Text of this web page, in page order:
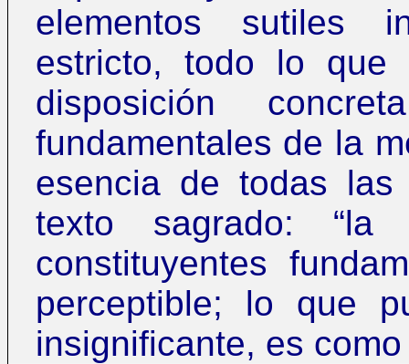
elementos sutiles
estricto, todo lo
disposición
fundamentales de la
esencia de todas
texto sagrado: “la
constituyentes
perceptible; lo que
insignificante, es